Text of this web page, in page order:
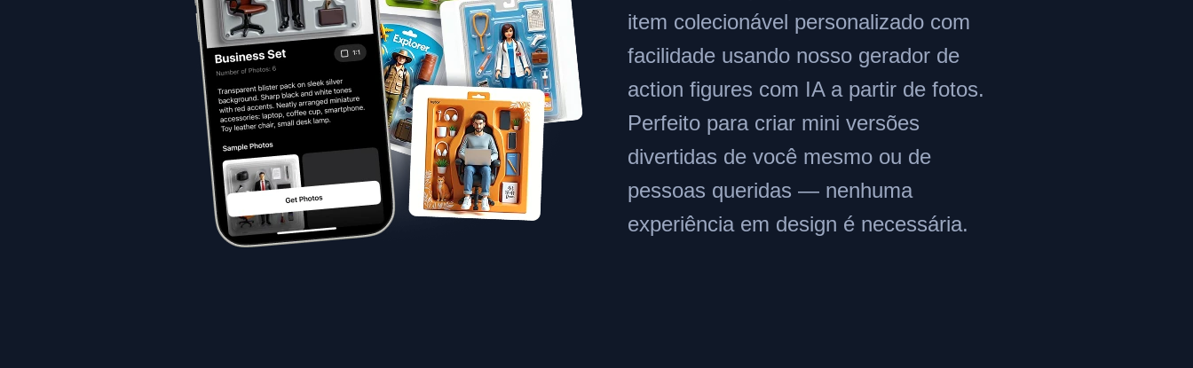
item colecionável personalizado com
facilidade usando nosso gerador de
action figures com IA a partir de fotos.
Perfeito para criar mini versões
divertidas de você mesmo ou de
pessoas queridas — nenhuma
experiência em design é necessária.